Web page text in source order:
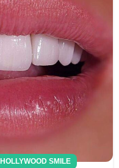
HOLLYWOOD SMILE